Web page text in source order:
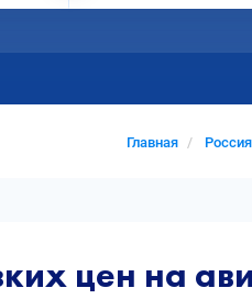
Главная Россия
цен на